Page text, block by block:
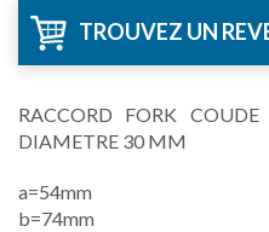
TROUVEZ UN
RACCORD FORK
DIAMETRE 30 MM
a=54mm
b=74mm